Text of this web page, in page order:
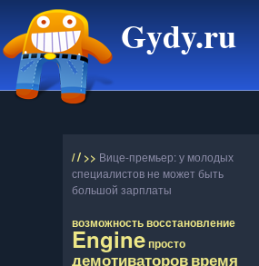
Gydy.ru
// >> Вице-премьер: у молодых
специалистов не может быть
большой зарплаты
возможностьвосcтановление
Engineпросто
демотиватороввремя